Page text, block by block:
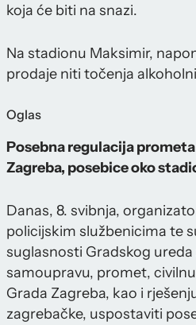
koja će biti na snazi.
Na stadionu Maksimir,
prodaje niti točenja
Oglas
Posebna regulacija
Zagreba, posebice oko
Danas, 8. svibnja,
policijskim službenicima te
suglasnosti Gradskog ureda
samoupravu, promet,
Grada Zagreba, kao i
zagrebačke, uspostaviti